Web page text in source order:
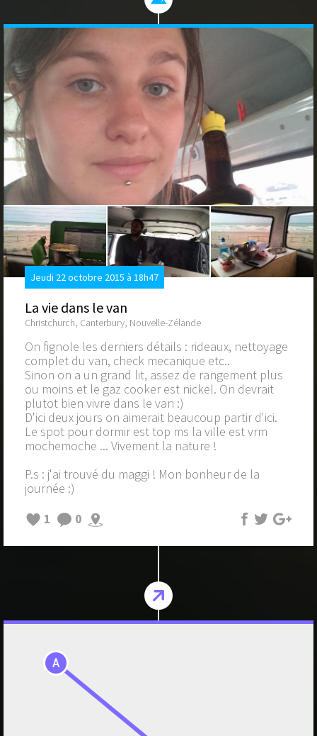
Jeudi 22 octobre 2015 à 18h47
La vie dans le van
Christchurch, Canterbury, Nouvelle-Zélande
On fignole les derniers détails : rideaux, nettoyage
complet du van, check mecanique etc..
Sinon on a un grand lit, assez de rangement plus
ou moins et le gaz cooker est nickel. On devrait
plutot bien vivre dans le van :)
D'ici deux jours on aimerait beaucoup partir d'ici.
Le spot pour dormir est top ms la ville est vrm
mochemoche ... Vivement la nature !
P.s : j'ai trouvé du maggi ! Mon bonheur de la
journée :)
1
0
A